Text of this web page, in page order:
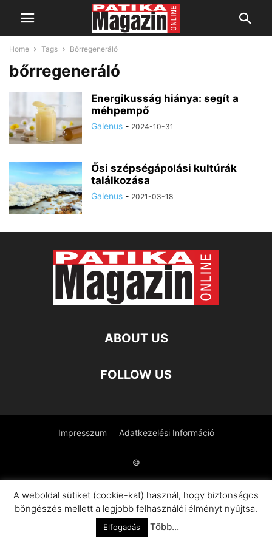
Home Tags Bőrregeneráló
bőrregeneráló
Energikusság hiánya: segít a
méhpempő
Galenus - 2024-10-31
Ősi szépségápolási kultúrák
találkozása
Galenus - 2021-03-18
ABOUT US
FOLLOW US
Impresszum Adatkezelési Információ
©
A weboldal sütiket (cookie-kat) használ, hogy biztonságos
böngészés mellett a legjobb felhasználói élményt nyújtsa.
Elfogadás Több...